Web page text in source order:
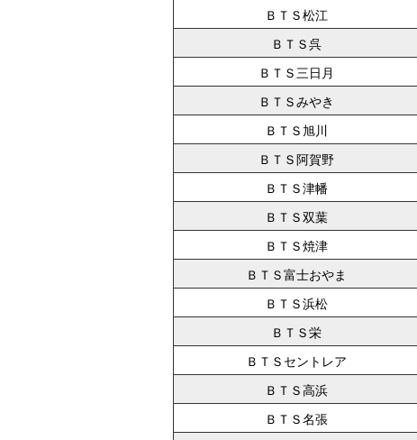
ＢＴＳ松江
ＢＴＳ呉
ＢＴＳ三日月
ＢＴＳみやき
ＢＴＳ旭川
ＢＴＳ阿賀野
ＢＴＳ津幡
ＢＴＳ双葉
ＢＴＳ焼津
ＢＴＳ富士おやま
ＢＴＳ浜松
ＢＴＳ栄
ＢＴＳセントレア
ＢＴＳ高浜
ＢＴＳ名張